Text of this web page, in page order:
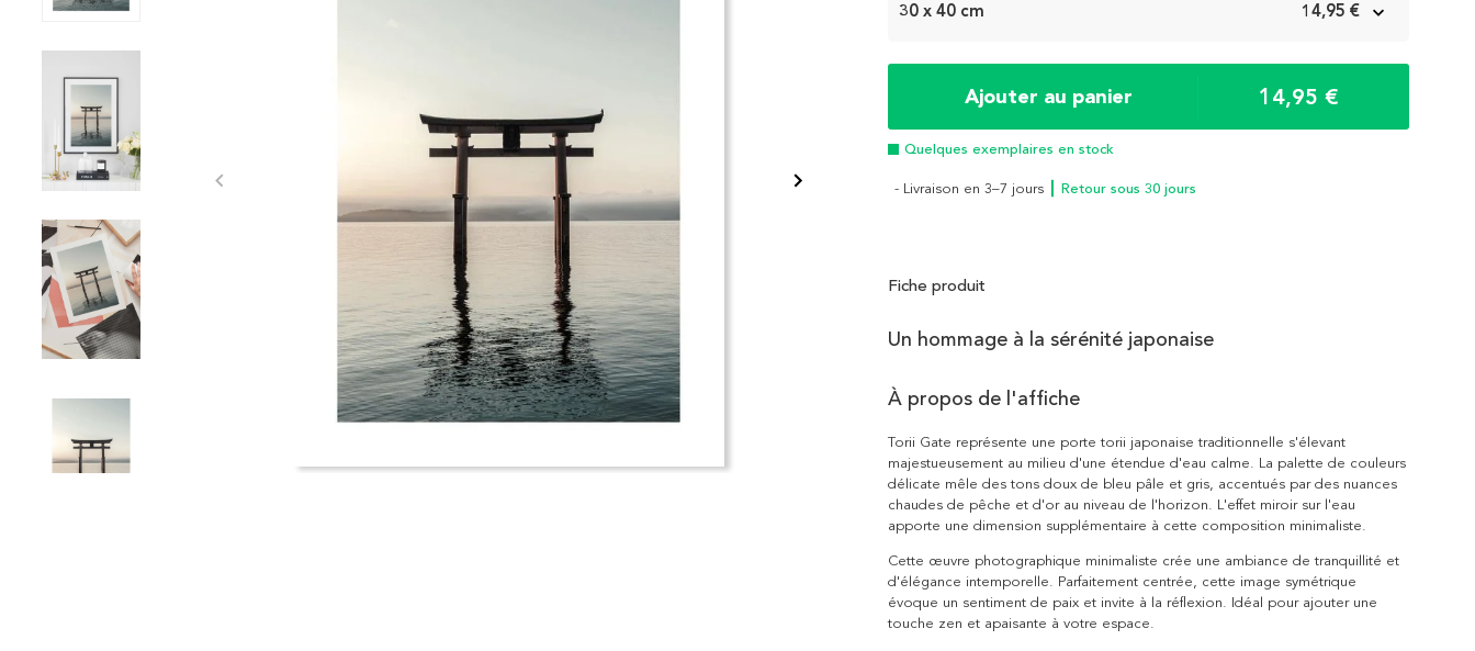
30 x 40 cm 14,95 €
Ajouter au panier 14,95 €
Quelques exemplaires en stock
- Livraison en 3–7 jours ┃ Retour sous 30 jours
Fiche produit
Un hommage à la sérénité japonaise
À propos de l'affiche
Torii Gate représente une porte torii japonaise traditionnelle s'élevant
majestueusement au milieu d'une étendue d'eau calme. La palette de couleurs
délicate mêle des tons doux de bleu pâle et gris, accentués par des nuances
chaudes de pêche et d'or au niveau de l'horizon. L'effet miroir sur l'eau
apporte une dimension supplémentaire à cette composition minimaliste.
Cette œuvre photographique minimaliste crée une ambiance de tranquillité et
d'élégance intemporelle. Parfaitement centrée, cette image symétrique
évoque un sentiment de paix et invite à la réflexion. Idéal pour ajouter une
touche zen et apaisante à votre espace.